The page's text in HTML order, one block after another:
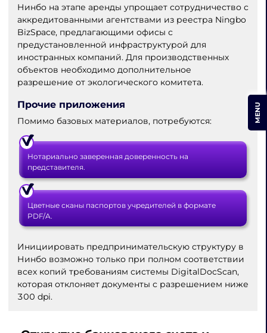
Нинбо на этапе аренды упрощает сотрудничество с
аккредитованными агентствами из реестра Ningbo
BizSpace, предлагающими офисы с
предустановленной инфраструктурой для
иностранных компаний. Для производственных
объектов необходимо дополнительное
разрешение от экологического комитета.
Прочие приложения
Помимо базовых материалов, потребуются:
Нотариально заверенная доверенность на
представителя.
Цветные сканы паспортов учредителей в формате
PDF/A.
Инициировать предпринимательскую структуру в
Нинбо возможно только при полном соответствии
всех копий требованиям системы DigitalDocScan,
которая отклоняет документы с разрешением ниже
300 dpi.
MENU